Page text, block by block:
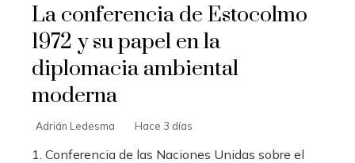
La conferencia de Estocolmo
1972 y su papel en la
diplomacia ambiental
moderna
Adrián Ledesma Hace 3 días
1. Conferencia de las Naciones Unidas sobre el